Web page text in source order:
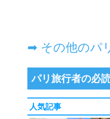
パリ旅行者の必
人気記事